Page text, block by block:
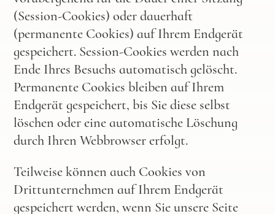
(Session-Cookies) oder dauerhaft
(permanente Cookies) auf Ihrem Endgerät
gespeichert. Session-Cookies werden nach
Ende Ihres Besuchs automatisch gelöscht.
Permanente Cookies bleiben auf Ihrem
Endgerät gespeichert, bis Sie diese selbst
löschen oder eine automatische Löschung
durch Ihren Webbrowser erfolgt.
Teilweise können auch Cookies von
Drittunternehmen auf Ihrem Endgerät
gespeichert werden, wenn Sie unsere Seite